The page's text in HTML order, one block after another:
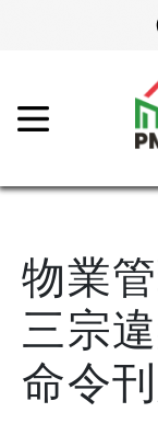
物業
三宗
命令